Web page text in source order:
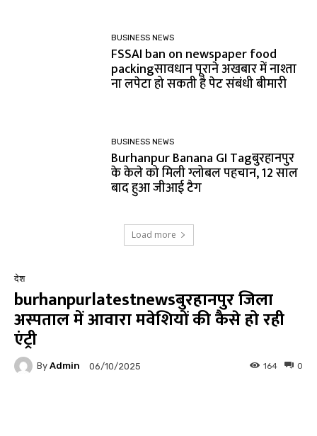
BUSINESS NEWS
FSSAI ban on newspaper food
packingसावधान पूराने अखबार में नाश्ता
ना लपेटा हो सकती है पेट संबंधी बीमारी
BUSINESS NEWS
Burhanpur Banana GI Tagबुरहानपुर
के केले को मिली ग्लोबल पहचान, 12 साल
बाद हुआ जीआई टैग
Load more
देश
burhanpurlatestnewsबुरहानपुर जिला
अस्पताल में आवारा मवेशियों की कैसे हो रही
एंट्री
By Admin 06/10/2025 0
164